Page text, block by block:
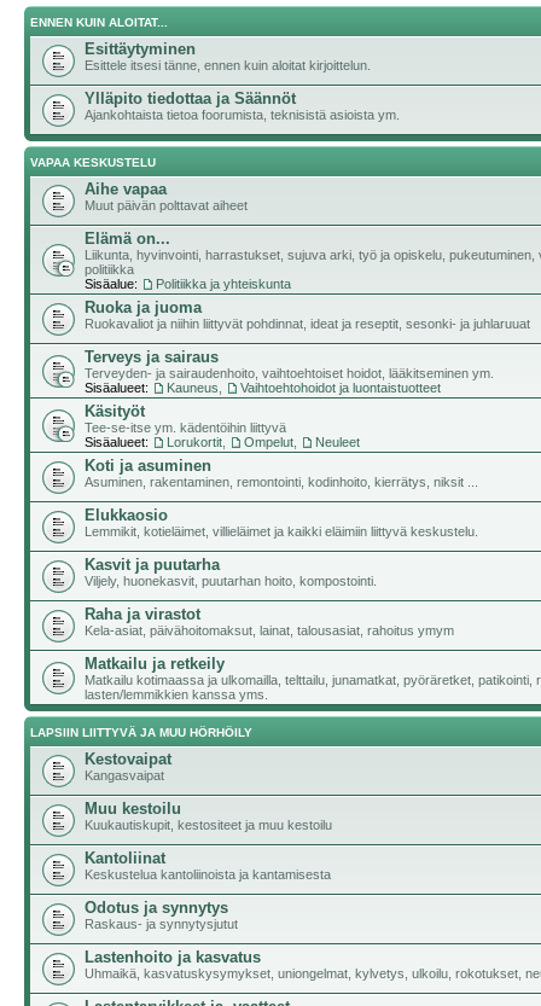
ENNEN KUIN ALOITAT...
Esittäytyminen
Esittele itsesi tänne, ennen kuin aloitat kirjoittelun.
Ylläpito tiedottaa ja Säännöt
Ajankohtaista tietoa foorumista, teknisistä asioista ym.
VAPAA KESKUSTELU
Aihe vapaa
Muut päivän polttavat aiheet
Elämä on...
Liikunta, hyvinvointi, harrastukset, sujuva arki, työ ja opiskelu, pukeutuminen,
politiikka
Sisäalue:
Politiikka ja yhteiskunta
Ruoka ja juoma
Ruokavaliot ja niihin liittyvät pohdinnat, ideat ja reseptit, sesonki- ja juhlaruuat
Terveys ja sairaus
Terveyden- ja sairaudenhoito, vaihtoehtoiset hoidot, lääkitseminen ym.
Sisäalueet:
Kauneus Vaihtoehtohoidot ja luontaistuotteet
Käsityöt
Tee-se-itse ym. kädentöihin liittyvä
Sisäalueet:
Lorukortit Ompelut Neuleet
Koti ja asuminen
Asuminen, rakentaminen, remontointi, kodinhoito, kierrätys, niksit ...
Elukkaosio
Lemmikit, kotieläimet, villieläimet ja kaikki eläimiin liittyvä keskustelu.
Kasvit ja puutarha
Viljely, huonekasvit, puutarhan hoito, kompostointi.
Raha ja virastot
Kela-asiat, päivähoitomaksut, lainat, talousasiat, rahoitus ymym
Matkailu ja retkeily
Matkailu kotimaassa ja ulkomailla, telttailu, junamatkat, pyöräretket, patikointi,
lasten/lemmikkien kanssa yms.
LAPSIIN LIITTYVÄ JA MUU HÖRHÖILY
Kestovaipat
Kangasvaipat
Muu kestoilu
Kuukautiskupit, kestositeet ja muu kestoilu
Kantoliinat
Keskustelua kantoliinoista ja kantamisesta
Odotus ja synnytys
Raskaus- ja synnytysjutut
Lastenhoito ja kasvatus
Uhmaikä, kasvatuskysymykset, uniongelmat, kylvetys, ulkoilu, rokotukset,